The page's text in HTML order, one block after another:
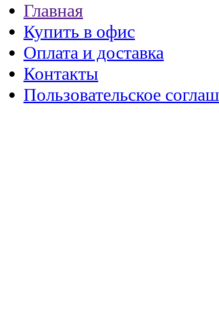
Главная
Купить в офис
Оплата и доставка
Контакты
Пользовательское